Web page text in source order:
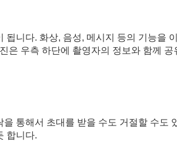
니다. 화상, 음성, 메시지 등의 기능을
은 우측 하단에 촬영자의 정보와 함께 공
통해서 초대를 받을 수도 거절할 수도
합니다.